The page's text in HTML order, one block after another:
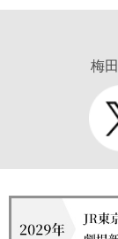
梅